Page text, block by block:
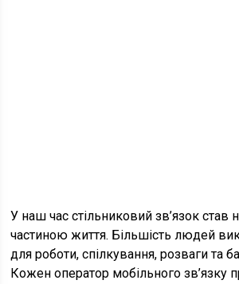
У наш час стільниковий зв’язок став
частиною життя. Більшість людей
для роботи, спілкування, розваги та
Кожен оператор мобільного зв’язку